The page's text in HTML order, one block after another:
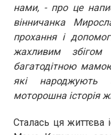
нами, - про це
вінничанка
прохання і
жахливим
багатодітною
які народжують
моторошна історія
Сталась ця життєва